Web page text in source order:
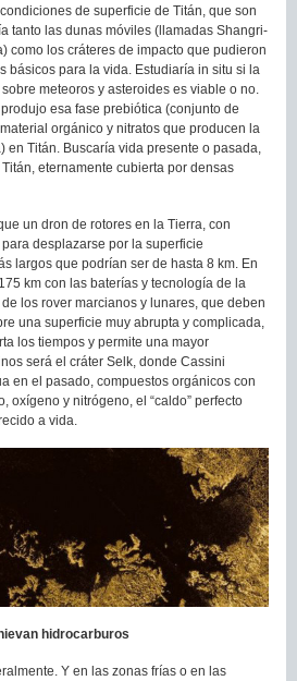
de superficie de Titán, que son
tanto las dunas móviles (llamadas Shangri-
como los cráteres de impacto que pudieron
básicos para la vida. Estudiaría in situ si la
meteoros y asteroides es viable o no.
esa fase prebiótica (conjunto de
orgánico y nitratos que producen la
en Titán. Buscaría vida presente o pasada,
eternamente cubierta por densas
un dron de rotores en la Tierra, con
desplazarse por la superficie
largos que podrían ser de hasta 8 km. En
km con las baterías y tecnología de la
los rover marcianos y lunares, que deben
una superficie muy abrupta y complicada,
los tiempos y permite una mayor
será el cráter Selk, donde Cassini
en el pasado, compuestos orgánicos con
oxígeno y nitrógeno, el “caldo” perfecto
a vida.
hidrocarburos
Y en las zonas frías o en las